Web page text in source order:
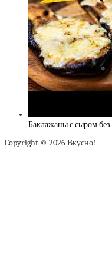
Баклажаны с сыром
Copyright © 2026 Вкусно!